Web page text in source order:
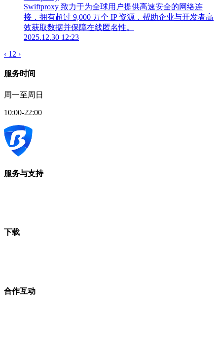
Swiftproxy 致力于为全球用户提供高速安全的网络连
接，拥有超过 9,000 万个 IP 资源，帮助企业与开发者高
效获取数据并保障在线匿名性。
2025.12.30 12:23
‹ 1 2 ›
服务时间
周一至周日
10:00-22:00
服务与支持
下载
合作互动